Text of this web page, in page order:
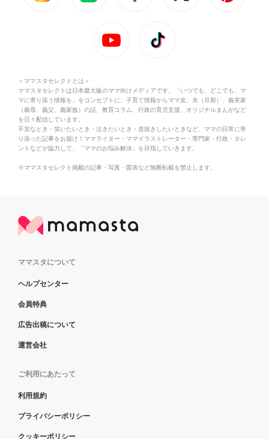
＜ママスタセレクトとは＞
ママスタセレクトは日本最大級のママ向けメディアです。「いつでも、どこでも、マ
マに寄り添う情報を」をコンセプトに、子育て情報からママ友、夫（旦那）、義実家
（義母、義父、義家族）の話、教育コラム、行政の育児支援、オリジナルまんがなど
を日々配信しています。
不安なとき・笑いたいとき・泣きたいとき・息抜きしたいときなど、ママの日常に寄
り添った記事をお届け！ママライター・ママイラストレーター・専門家・行政・タレ
ントなどが協力して、「ママのお悩み解決」を目指していきます。
※ママスタセレクト掲載の記事・写真・図表など無断転載を禁止します。
ママスタについて
ヘルプセンター
会員特典
広告出稿について
運営会社
ご利用にあたって
利用規約
プライバシーポリシー
クッキーポリシー